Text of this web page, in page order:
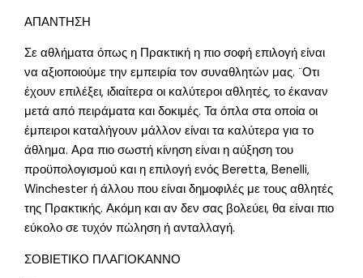
ΑΠΑΝΤΗΣΗ
Σε αθλήματα όπως η Πρακτική η πιο σοφή επιλογή είναι
να αξιοποιούμε την εμπειρία τον συναθλητών μας. ¨Οτι
έχουν επιλέξει, ιδιαίτερα οι καλύτεροι αθλητές, το έκαναν
μετά από πειράματα και δοκιμές. Τα όπλα στα οποία οι
έμπειροι καταλήγουν μάλλον είναι τα καλύτερα για το
άθλημα. Αρα πιο σωστή κίνηση είναι η αύξηση του
προϋπολογισμού και η επιλογή ενός Beretta, Benelli,
Winchester ή άλλου που είναι δημοφιλές με τους αθλητές
της Πρακτικής. Ακόμη και αν δεν σας βολεύει, θα είναι πιο
εύκολο σε τυχόν πώληση ή ανταλλαγή.
ΣΟΒΙΕΤΙΚΟ ΠΛΑΓΙΟΚΑΝΝΟ